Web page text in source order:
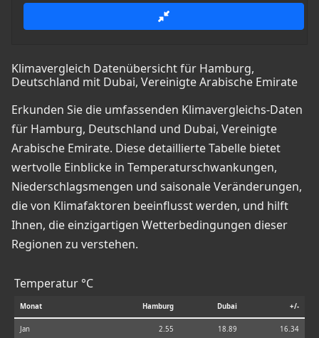
Klimavergleich Datenübersicht für Hamburg,
Deutschland mit Dubai, Vereinigte Arabische Emirate
Erkunden Sie die umfassenden Klimavergleichs-Daten
für Hamburg, Deutschland und Dubai, Vereinigte
Arabische Emirate. Diese detaillierte Tabelle bietet
wertvolle Einblicke in Temperaturschwankungen,
Niederschlagsmengen und saisonale Veränderungen,
die von Klimafaktoren beeinflusst werden, und hilft
Ihnen, die einzigartigen Wetterbedingungen dieser
Regionen zu verstehen.
Temperatur °C
Monat Hamburg Dubai +/-
Jan 2.55 18.89 16.34